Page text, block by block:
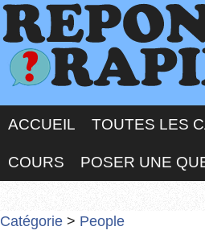
ACCUEIL TOUTES LES
COURS POSER UNE
Catégorie > People